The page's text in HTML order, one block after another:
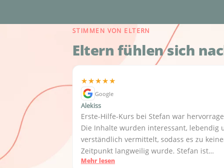
STIMMEN VON ELTERN
Eltern fühlen sich
★★★★★
Google
Alekiss
Erste-Hilfe-Kurs bei Stefan war
Die Inhalte wurden interessant, lebendig
verständlich vermittelt, sodass es zu
Zeitpunkt langweilig wurde. Stefan ist
ausführlich auf Fragen eingegangen.
Mehr lesen